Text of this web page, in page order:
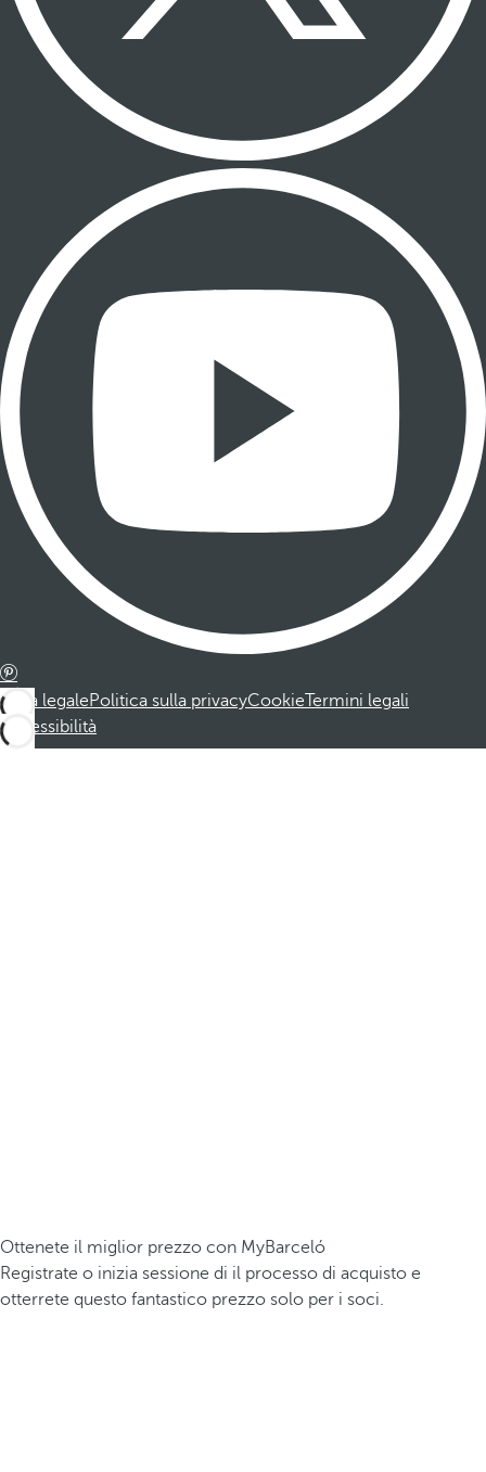
Nota legalePolitica sulla privacyCookieTermini legali
Accessibilità
Ottenete il miglior prezzo con MyBarceló
Registrate o inizia sessione di il processo di acquisto e
otterrete questo fantastico prezzo solo per i soci.